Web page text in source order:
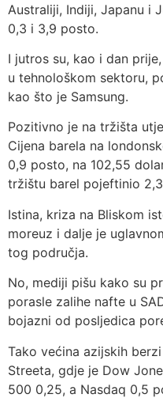
Australiji, Indiji, Japanu i
0,3 i 3,9 posto.
I jutros su, kao i dan
u tehnološkom sektoru,
kao što je Samsung.
Pozitivno je na tržišta
Cijena barela na
0,9 posto, na 102,55
tržištu barel pojeftinio
Istina, kriza na Bliskom
moreuz i dalje je
tog područja.
No, mediji pišu kako su
porasle zalihe nafte u
bojazni od posljedica
Tako većina azijskih
Streeta, gdje je Dow
500 0,25, a Nasdaq 0,5